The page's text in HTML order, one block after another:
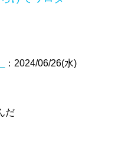
：2024/06/26(水)
だ